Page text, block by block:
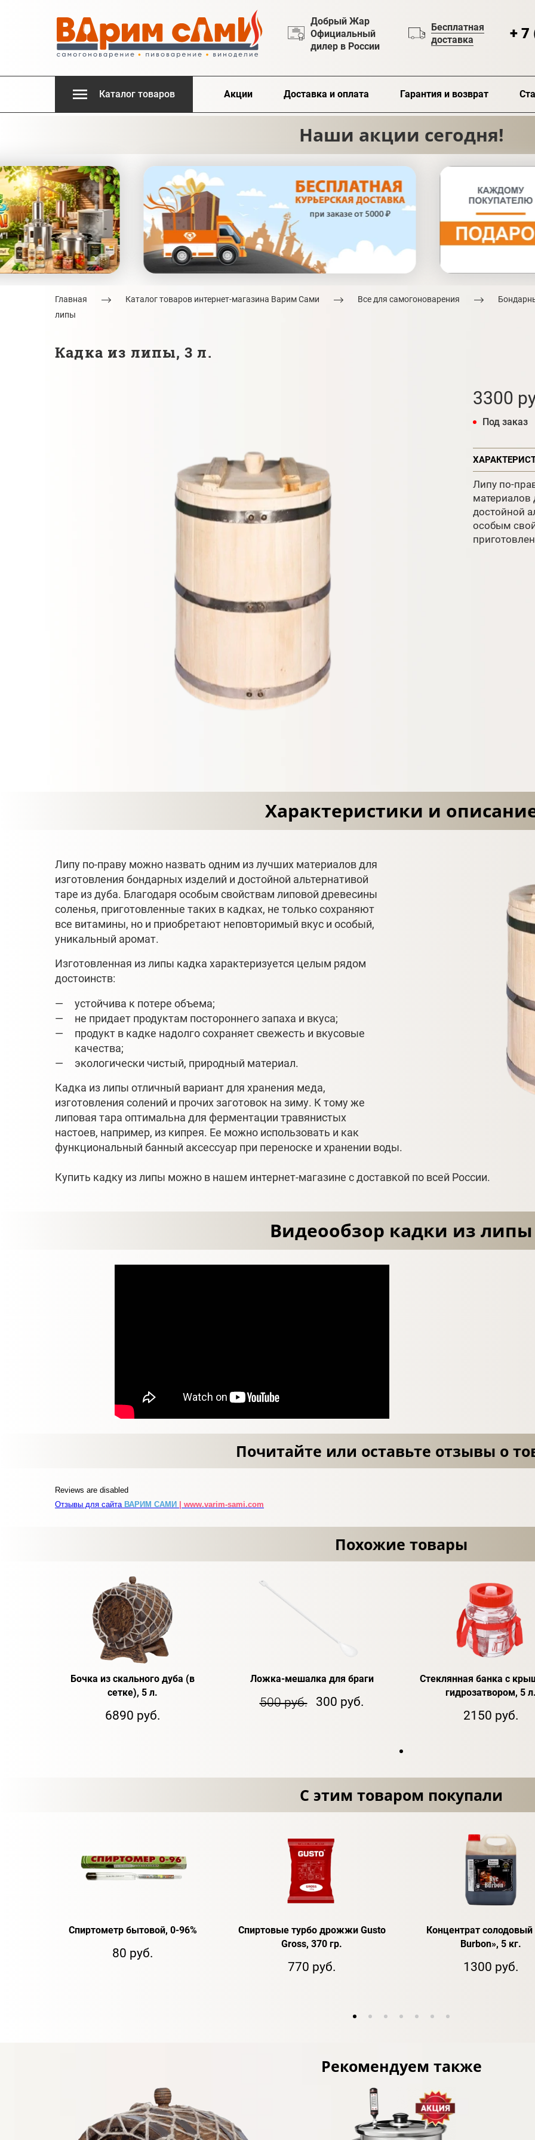
Добрый Жар
Официальный
дилер в России
Бесплатная
доставка
+
Каталог товаров Акции Доставка и оплата Гарантия и возврат
Наши акции сегодня!
Главная Каталог товаров интернет-магазина Варим Сами Все для самогоноварения
липы
Кадка из липы, 3 л.
3300
Под заказ
Липу по-
материалов
достойной
особым
Характеристики и
Липу по-праву можно назвать одним из лучших материалов для
изготовления бондарных изделий и достойной альтернативой
таре из дуба. Благодаря особым свойствам липовой древесины
соленья, приготовленные таких в кадках, не только сохраняют
все витамины, но и приобретают неповторимый вкус и особый,
уникальный аромат.
Изготовленная из липы кадка характеризуется целым рядом
достоинств:
устойчива к потере объема;
не придает продуктам постороннего запаха и вкуса;
продукт в кадке надолго сохраняет свежесть и вкусовые
качества;
экологически чистый, природный материал.
Кадка из липы отличный вариант для хранения меда,
изготовления солений и прочих заготовок на зиму. К тому же
липовая тара оптимальна для ферментации травянистых
настоев, например, из кипрея. Ее можно использовать и как
функциональный банный аксессуар при переноске и хранении воды.
Купить кадку из липы можно в нашем интернет-магазине с доставкой по всей России.
Видеообзор кадки из липы
Почитайте или оставьте отзывы о
Reviews are disabled
Отзывы для сайта ВАРИМ САМИ | www.varim-sami.com
Похожие товары
Бочка из скального дуба (в
сетке), 5 л.
6890 руб.
Ложка-мешалка для браги
500 руб. 300 руб.
Стеклянная банка с
гидрозатвором, 5
2150 руб.
С этим товаром покупали
Спиртометр бытовой, 0-96%
80 руб.
Спиртовые турбо дрожжи Gusto
Gross, 370 гр.
770 руб.
Концентрат солодовый
Burbon», 5 кг.
1300 руб.
Рекомендуем также